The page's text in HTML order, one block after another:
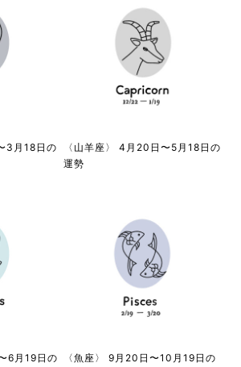
3月18日の
〈山羊座〉 4月20日〜5月18日の
運勢
6月19日の
〈魚座〉 9月20日〜10月19日の